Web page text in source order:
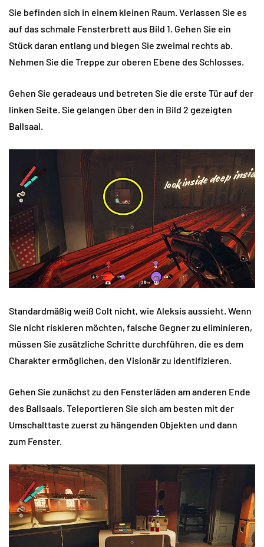
Sie befinden sich in einem kleinen Raum. Verlassen Sie es
auf das schmale Fensterbrett aus Bild 1. Gehen Sie ein
Stück daran entlang und biegen Sie zweimal rechts ab.
Nehmen Sie die Treppe zur oberen Ebene des Schlosses.
Gehen Sie geradeaus und betreten Sie die erste Tür auf der
linken Seite. Sie gelangen über den in Bild 2 gezeigten
Ballsaal.
Standardmäßig weiß Colt nicht, wie Aleksis aussieht. Wenn
Sie nicht riskieren möchten, falsche Gegner zu eliminieren,
müssen Sie zusätzliche Schritte durchführen, die es dem
Charakter ermöglichen, den Visionär zu identifizieren.
Gehen Sie zunächst zu den Fensterläden am anderen Ende
des Ballsaals. Teleportieren Sie sich am besten mit der
Umschalttaste zuerst zu hängenden Objekten und dann
zum Fenster.